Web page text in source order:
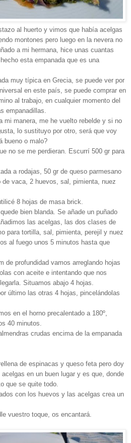
al huerto y vimos que había acelgas
montones pero luego en la nevera no
a mi hermana, hice unas cuantas
esta empanada que es una
muy típica en Grecia, se puede ver por
en este país, se puede comprar en
al trabajo, en cualquier momento del
empanadillas.
mi manera, me he vuelto rebelde y si no
lo sustituyo por otro, será que voy
bueno o malo?
no se me perdieran. Escurrí 500 gr para
a rodajas, 50 gr de queso parmesano
de vaca, 2 huevos, sal, pimienta, nuez
8 hojas de masa brick.
bien blanda. Se añade un puñado
las acelgas, las dos clases de
para tortilla, sal, pimienta, perejil y nuez
al fuego unos 5 minutos hasta que
de profundidad vamos arreglando hojas
con aceite e intentando que nos
Situamos abajo 4 hojas.
último las otras 4 hojas, pincelándolas
en el horno precalentado a 180º,
40 minutos.
crudas encima de la empanada
de espinacas y queso feta pero doy
en un buen lugar y es que, donde
que se quite todo.
con los huevos y las acelgas crea un
vuestro toque, os encantará.